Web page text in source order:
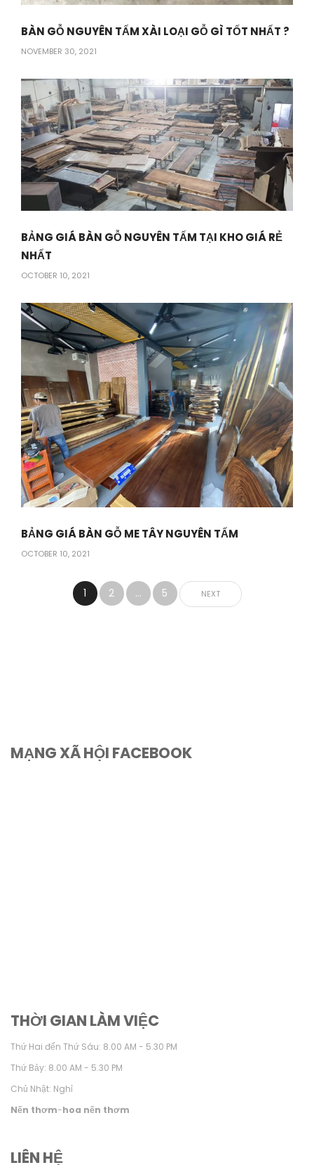
BÀN GỖ NGUYÊN TẤM XÀI LOẠI GỖ GÌ TỐT NHẤT ?
NOVEMBER 30, 2021
BẢNG GIÁ BÀN GỖ NGUYÊN TẤM TẠI KHO GIÁ RẺ
NHẤT
OCTOBER 10, 2021
BẢNG GIÁ BÀN GỖ ME TÂY NGUYÊN TẤM
OCTOBER 10, 2021
1 2 … 5 NEXT
MẠNG XÃ HỘI FACEBOOK
THỜI GIAN LÀM VIỆC
Thứ Hai đến Thứ Sáu: 8.00 AM - 5.30 PM
Thứ Bảy: 8.00 AM - 5.30 PM
Chủ Nhật: Nghỉ
Nến thơm-hoa nến thơm
LIÊN HỆ